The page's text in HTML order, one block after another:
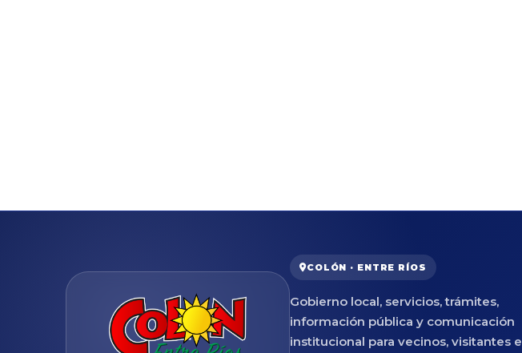
COLÓN · ENTRE RÍOS
Gobierno local, servicios, trámites,
información pública y comunicación
institucional para vecinos, visitantes e